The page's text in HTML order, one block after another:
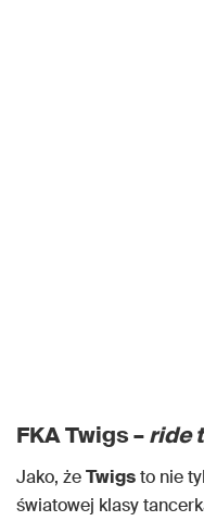
FKA Twigs –ride
Jako, żeTwigsto nie
światowej klasy